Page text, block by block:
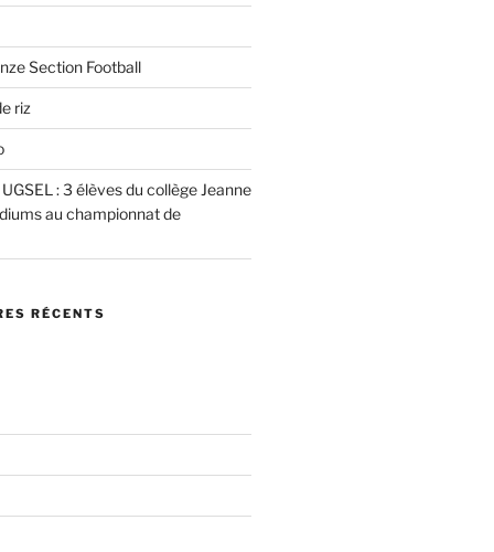
Section Football
riz
: 3 élèves du collège Jeanne
au championnat de
RÉCENTS